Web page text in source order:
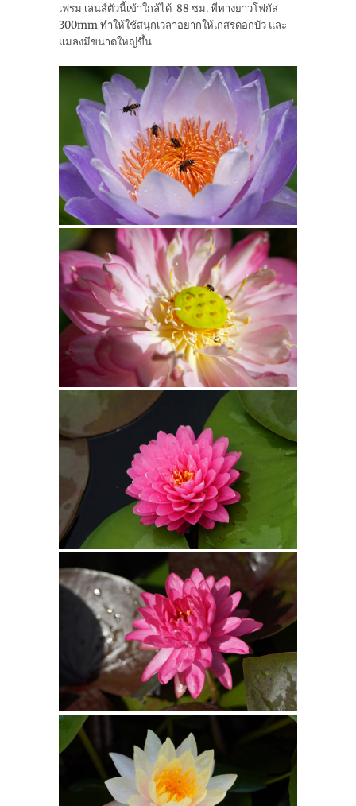
เฟรม เลนส์ตัวนี้เข้าใกล้ได้ 88 ซม. ที่ทางยาวโฟกัส
300mm ทำให้ใช้สนุกเวลาอยากให้เกสรดอกบัว และ
แมลงมีขนาดใหญ่ขึ้น